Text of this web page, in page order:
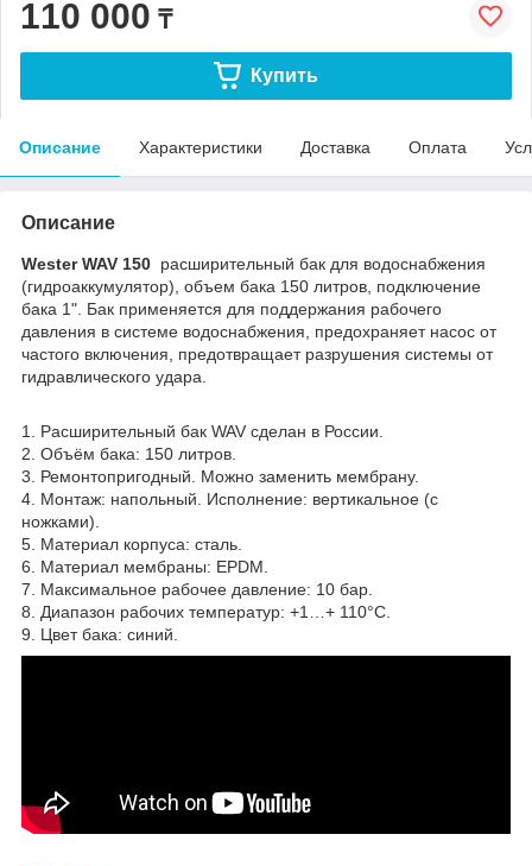
110 000 ₸
Купить
Описание Характеристики Доставка Оплата
Описание
Wester WAV 150 расширительный бак для водоснабжения
(гидроаккумулятор), объем бака 150 литров, подключение
бака 1". Бак применяется для поддержания рабочего
давления в системе водоснабжения, предохраняет насос от
частого включения, предотвращает разрушения системы от
гидравлического удара.
1. Расширительный бак WAV сделан в России.
2. Объём бака: 150 литров.
3. Ремонтопригодный. Можно заменить мембрану.
4. Монтаж: напольный. Исполнение: вертикальное (с
ножками).
5. Материал корпуса: сталь.
6. Материал мембраны: EPDM.
7. Максимальное рабочее давление: 10 бар.
8. Диапазон рабочих температур: +1…+ 110°С.
9. Цвет бака: синий.